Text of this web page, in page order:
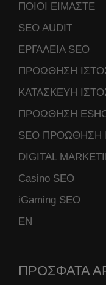
ΠΟΙΟΙ ΕΙΜΑΣΤΕ
SEO AUDIT
ΕΡΓΑΛΕΙΑ SEO
ΠΡΟΩΘΗΣΗ
ΚΑΤΑΣΚΕΥΗ
ΠΡΟΩΘΗΣΗ
SEO ΠΡΟΩΘΗΣΗ
DIGITAL
Casino SEO
iGaming SEO
ΕΝ
ΠΡΟΣΦΑΤΑ